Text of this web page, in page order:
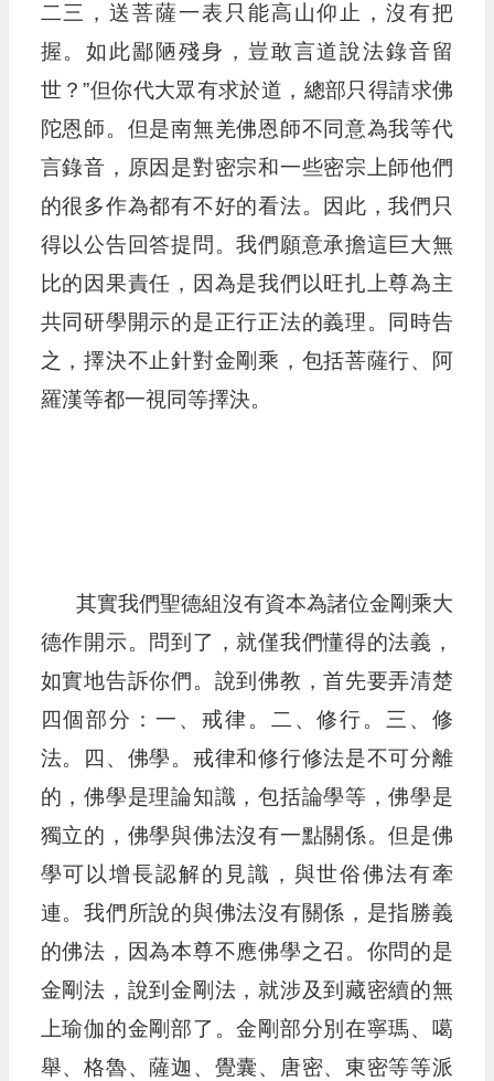
二三，送菩薩一表只能高山仰止，沒有把
握。如此鄙陋殘身，豈敢言道說法錄音留
世？”但你代大眾有求於道，總部只得請求佛
陀恩師。但是南無羌佛恩師不同意為我等代
言錄音，原因是對密宗和一些密宗上師他們
的很多作為都有不好的看法。因此，我們只
得以公告回答提問。我們願意承擔這巨大無
比的因果責任，因為是我們以旺扎上尊為主
共同研學開示的是正行正法的義理。同時告
之，擇決不止針對金剛乘，包括菩薩行、阿
羅漢等都一視同等擇決。
其實我們聖德組沒有資本為諸位金剛乘大
德作開示。問到了，就僅我們懂得的法義，
如實地告訴你們。說到佛教，首先要弄清楚
四個部分：一、戒律。二、修行。三、修
法。四、佛學。戒律和修行修法是不可分離
的，佛學是理論知識，包括論學等，佛學是
獨立的，佛學與佛法沒有一點關係。但是佛
學可以增長認解的見識，與世俗佛法有牽
連。我們所說的與佛法沒有關係，是指勝義
的佛法，因為本尊不應佛學之召。你問的是
金剛法，說到金剛法，就涉及到藏密續的無
上瑜伽的金剛部了。金剛部分別在寧瑪、噶
舉、格魯、薩迦、覺囊、唐密、東密等等派